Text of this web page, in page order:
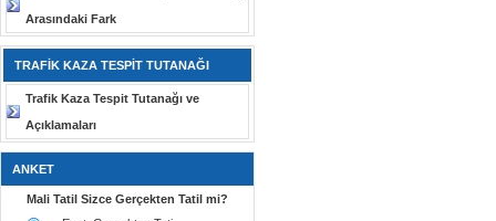
Arasındaki Fark
TRAFİK KAZA TESPİT TUTANAĞI
Trafik Kaza Tespit Tutanağı ve
Açıklamaları
ANKET